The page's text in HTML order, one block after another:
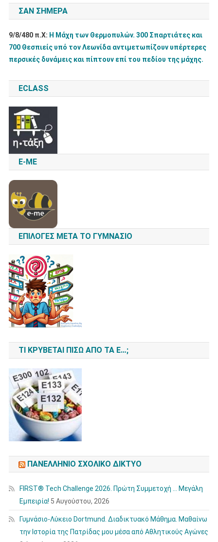
ΣΑΝ ΣΉΜΕΡΑ
9/8/480 π.Χ: Η Μάχη των Θερμοπυλών. 300 Σπαρτιάτες και
700 Θεσπιείς υπό τον Λεωνίδα αντιμετωπίζουν υπέρτερες
περσικές δυνάμεις και πίπτουν επί του πεδίου της μάχης.
ECLASS
E-ME
ΕΠΙΛΟΓΈΣ ΜΕΤΆ ΤΟ ΓΥΜΝΆΣΙΟ
ΤΙ ΚΡΎΒΕΤΑΙ ΠΊΣΩ ΑΠΌ ΤΑ Ε…;
ΠΑΝΕΛΛΉΝΙΟ ΣΧΟΛΙΚΌ ΔΊΚΤΥΟ
FIRST® Tech Challenge 2026. Πρώτη Συμμετοχή … Μεγάλη
Εμπειρία! 5 Αυγούστου, 2026
Γυμνάσιο-Λύκειο Dortmund. Διαδικτυακό Μάθημα. Μαθαίνω
την Ιστορία της Πατρίδας μου μέσα από Αθλητικούς Αγώνες